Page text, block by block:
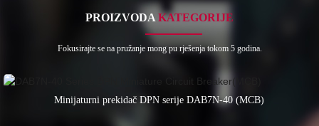
PROIZVODA KATEGORIJE
Fokusirajte se na pružanje mong pu rješenja tokom 5 godina.
Minijaturni prekidač DPN serije DAB7N-40 (MCB)